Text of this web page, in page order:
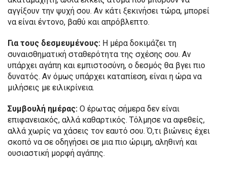
αγγίξουν την ψυχή σου. Αν κάτι ξεκινήσει τώρα, μπορεί
να είναι έντονο, βαθύ και απρόβλεπτο.
Για τους δεσμευμένους: Η μέρα δοκιμάζει τη
συναισθηματική σταθερότητα της σχέσης σου. Αν
υπάρχει αγάπη και εμπιστοσύνη, ο δεσμός θα βγει πιο
δυνατός. Αν όμως υπάρχει καταπίεση, είναι η ώρα να
μιλήσεις με ειλικρίνεια.
Συμβουλή ημέρας: Ο έρωτας σήμερα δεν είναι
επιφανειακός, αλλά καθαρτικός. Τόλμησε να αφεθείς,
αλλά χωρίς να χάσεις τον εαυτό σου. Ό,τι βιώνεις έχει
σκοπό να σε οδηγήσει σε μια πιο ώριμη, αληθινή και
ουσιαστική μορφή αγάπης.